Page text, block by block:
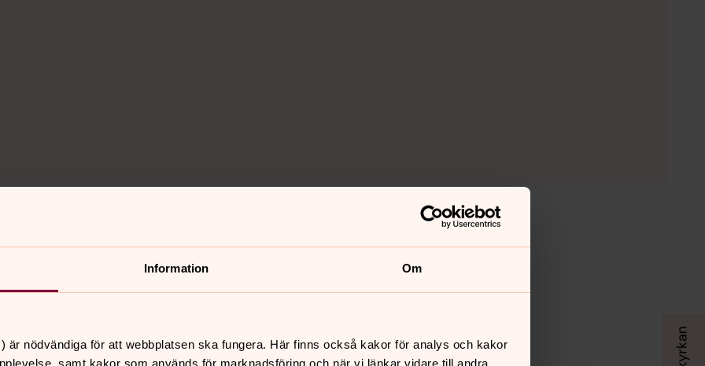
Information Om
är nödvändiga för att webbplatsen ska fungera. Här finns också kakor för analys och kakor